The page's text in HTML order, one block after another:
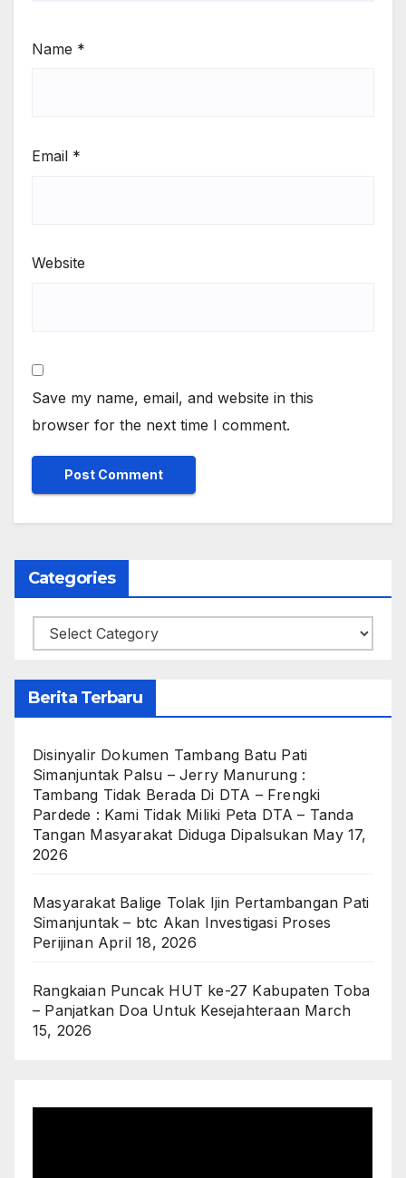
Name *
Email *
Website
Save my name, email, and website in this
browser for the next time I comment.
Categories
Categories
Berita Terbaru
Disinyalir Dokumen Tambang Batu Pati
Simanjuntak Palsu – Jerry Manurung :
Tambang Tidak Berada Di DTA – Frengki
Pardede : Kami Tidak Miliki Peta DTA – Tanda
Tangan Masyarakat Diduga Dipalsukan May 17,
2026
Masyarakat Balige Tolak Ijin Pertambangan Pati
Simanjuntak – btc Akan Investigasi Proses
Perijinan April 18, 2026
Rangkaian Puncak HUT ke-27 Kabupaten Toba
– Panjatkan Doa Untuk Kesejahteraan March
15, 2026